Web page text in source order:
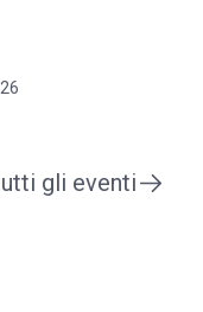
gli eventi